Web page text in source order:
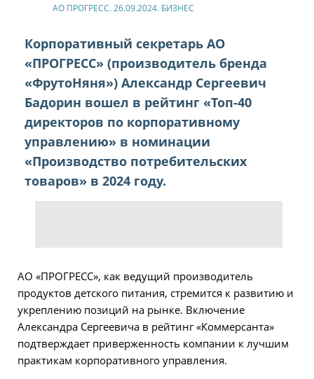
АО ПРОГРЕСС. 26.09.2024. БИЗНЕС
Корпоративный секретарь АО
«ПРОГРЕСС» (производитель бренда
«ФрутоНяня») Александр Сергеевич
Бадорин вошел в рейтинг «Топ-40
директоров по корпоративному
управлению» в номинации
«Производство потребительских
товаров» в 2024 году.
АО «ПРОГРЕСС», как ведущий производитель
продуктов детского питания, стремится к развитию и
укреплению позиций на рынке. Включение
Александра Сергеевича в рейтинг «Коммерсанта»
подтверждает приверженность компании к лучшим
практикам корпоративного управления.